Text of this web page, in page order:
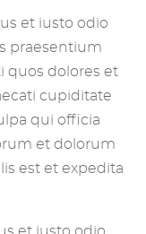
et iusto odio
praesentium
quos dolores et
cupiditate
qui officia
et dolorum
est et expedita